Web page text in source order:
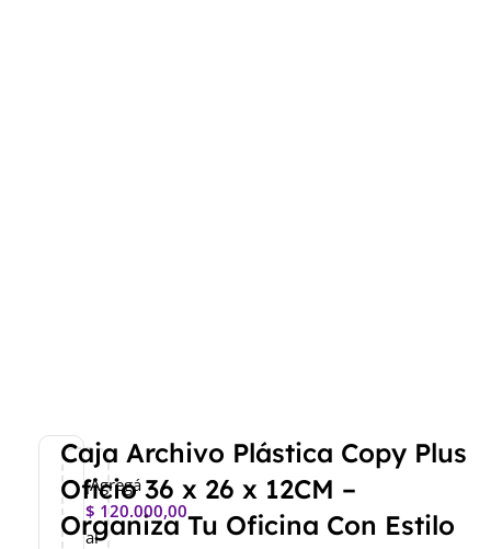
Caja Archivo Plástica Copy Plus
Oficio 36 x 26 x 12CM –
Organiza Tu Oficina Con Estilo
¡Agregá
$ 120.000,00
al